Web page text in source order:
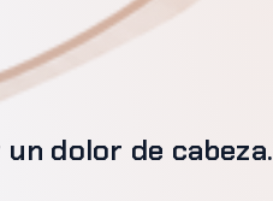
dolor de cabeza.